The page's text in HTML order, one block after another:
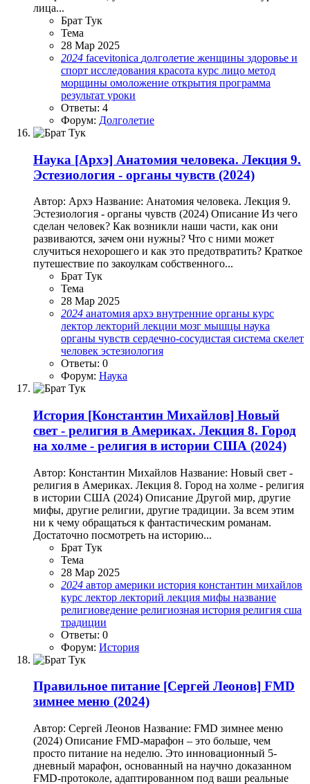
лица...
Брат Тук
Тема
28 Мар 2025
2024 facevitonica долголетие женщины здоровье и
спорт исследования красота курс лицо метод
морщины омоложение открытия программа
результат уроки
Ответы: 4
Форум: Долголетие
Наука [Архэ] Анатомия человека. Лекция 9.
Эстезиология - органы чувств (2024)
Автор: Архэ Название: Анатомия человека. Лекция 9.
Эстезиология - органы чувств (2024) Описание Из чего
сделан человек? Как возникли наши части, как они
развиваются, зачем они нужны? Что с ними может
случиться нехорошего и как это предотвратить? Краткое
путешествие по закоулкам собственного...
Брат Тук
Тема
28 Мар 2025
2024 анатомия архэ внутренние органы курс
лектор лекторий лекции мозг мышцы наука
органы чувств сердечно-сосудистая система скелет
человек эстезиология
Ответы: 0
Форум: Наука
История [Константин Михайлов] Новый
свет - религия в Америках. Лекция 8. Город
на холме - религия в истории США (2024)
Автор: Константин Михайлов Название: Новый свет -
религия в Америках. Лекция 8. Город на холме - религия
в истории США (2024) Описание Другой мир, другие
мифы, другие религии, другие традиции. За всем этим
ни к чему обращаться к фантастическим романам.
Достаточно посмотреть на историю...
Брат Тук
Тема
28 Мар 2025
2024 автор америки история константин михайлов
курс лектор лекторий лекция мифы название
религиоведение религиозная история религия сша
традиции
Ответы: 0
Форум: История
Правильное питание [Сергей Леонов] FMD
зимнее меню (2024)
Автор: Сергей Леонов Название: FMD зимнее меню
(2024) Описание FMD-марафон – это больше, чем
просто питание на неделю. Это инновационный 5-
дневный марафон, основанный на научно доказанном
FMD-протоколе, адаптированном под ваши реальные